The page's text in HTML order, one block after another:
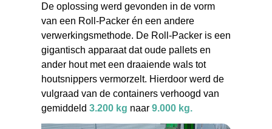
De oplossing werd gevonden in de vorm
van een Roll-Packer én een andere
verwerkingsmethode. De Roll-Packer is een
gigantisch apparaat dat oude pallets en
ander hout met een draaiende wals tot
houtsnippers vermorzelt. Hierdoor werd de
vulgraad van de containers verhoogd van
gemiddeld 3.200 kg naar 9.000 kg.